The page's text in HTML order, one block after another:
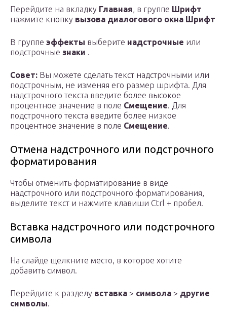
Перейдите на вкладку Главная, в группе Шрифт
нажмите кнопку вызова диалогового окна Шрифт
В группе эффекты выберите надстрочные или
подстрочные знаки .
Совет: Вы можете сделать текст надстрочными или
подстрочным, не изменяя его размер шрифта. Для
надстрочного текста введите более высокое
процентное значение в поле Смещение. Для
подстрочного текста введите более низкое
процентное значение в поле Смещение.
Отмена надстрочного или подстрочного
форматирования
Чтобы отменить форматирование в виде
надстрочного или подстрочного форматирования,
выделите текст и нажмите клавиши Ctrl + пробел.
Вставка надстрочного или подстрочного
символа
На слайде щелкните место, в которое хотите
добавить символ.
Перейдите к разделу вставка > символа > другие
символы.